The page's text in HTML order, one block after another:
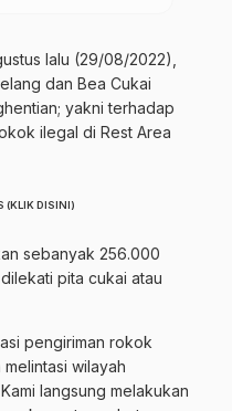
lalu (29/08/2022),
dan Bea Cukai
yakni terhadap
ilegal di Rest Area
(KLIK DISINI)
sebanyak 256.000
pita cukai atau
pengiriman rokok
wilayah
langsung melakukan